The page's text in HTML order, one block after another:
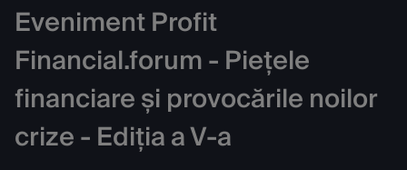
Eveniment Profit
Financial.forum - Piețele
financiare și provocările noilor
crize - Ediția a V-a